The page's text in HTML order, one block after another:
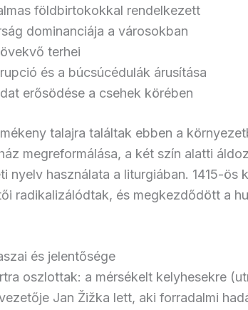
földbirtokokkal rendelkezett
dominanciája a városokban
terhei
és a búcsúcédulák árusítása
erősödése a csehek körében
talajra találtak ebben a
megreformálása, a két szín alatti
nyelv használata a liturgiában. 1415-ös
radikalizálódtak, és megkezdődött a
és jelentősége
oszlottak: a mérsékelt kelyhesekre
Jan Žižka lett, aki forradalmi